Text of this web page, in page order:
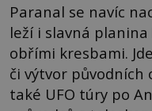
Paranal se navíc
leží i slavná
obřími kresbami.
či výtvor původních
také UFO túry po